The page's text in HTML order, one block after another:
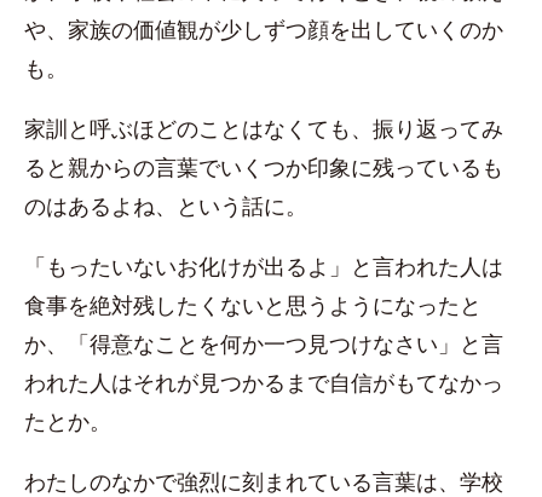
や、家族の価値観が少しずつ顔を出していくのか
も。
家訓と呼ぶほどのことはなくても、振り返ってみ
ると親からの言葉でいくつか印象に残っているも
のはあるよね、という話に。
「もったいないお化けが出るよ」と言われた人は
食事を絶対残したくないと思うようになったと
か、「得意なことを何か一つ見つけなさい」と言
われた人はそれが見つかるまで自信がもてなかっ
たとか。
わたしのなかで強烈に刻まれている言葉は、学校